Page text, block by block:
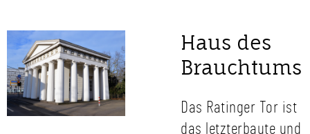
Haus des
Brauchtums
Das Ratinger Tor ist
das letzterbaute und